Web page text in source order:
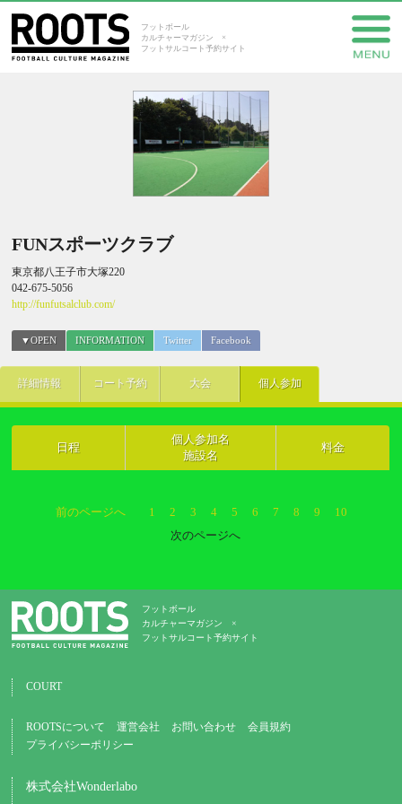
フットボール
カルチャーマガジン ×
フットサルコート予約サイト
FUNスポーツクラブ
東京都八王子市大塚220
042-675-5056
http://funfutsalclub.com/
▼OPEN INFORMATION Twitter Facebook
詳細情報 コート予約 大会 個人参加
日程
個人参加名
施設名
料金
前のページへ 1 2 3 4 5 6 7 8 9
10
次のページへ
フットボール
カルチャーマガジン ×
フットサルコート予約サイト
COURT
ROOTSについて 運営会社 お問い合わせ
会員規約
プライバシーポリシー
株式会社Wonderlabo